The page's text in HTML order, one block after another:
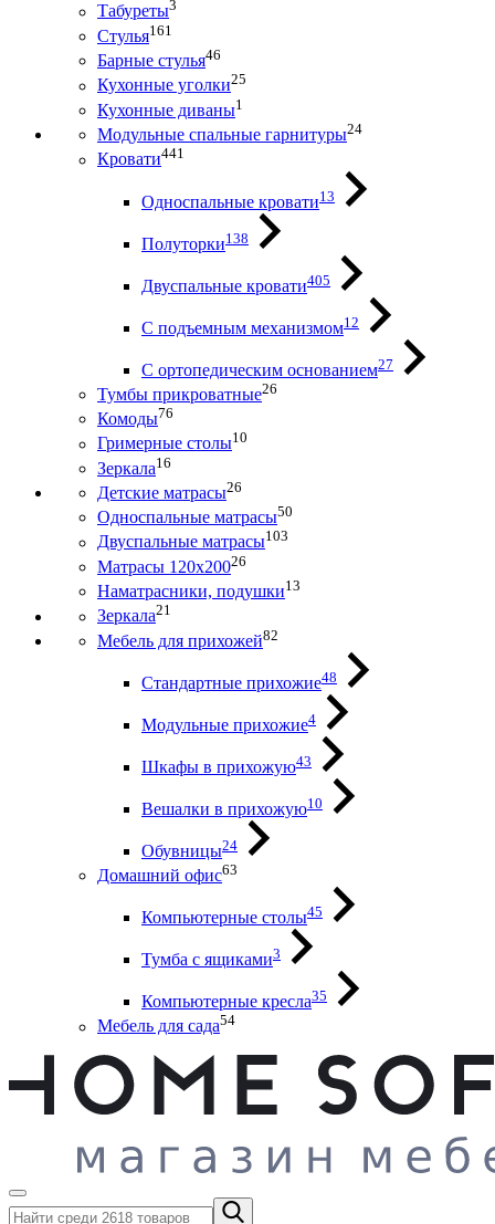
Табуреты3
Стулья161
Барные стулья46
Кухонные уголки25
Кухонные диваны1
Модульные спальные гарнитуры24
Кровати441
Односпальные кровати13
Полуторки138
Двуспальные кровати405
С подъемным механизмом12
С ортопедическим основанием27
Тумбы прикроватные26
Комоды76
Гримерные столы10
Зеркала16
Детские матрасы26
Односпальные матрасы50
Двуспальные матрасы103
Матрасы 120х20026
Наматрасники, подушки13
Зеркала21
Мебель для прихожей82
Стандартные прихожие48
Модульные прихожие4
Шкафы в прихожую43
Вешалки в прихожую10
Обувницы24
Домашний офис63
Компьютерные столы45
Тумба с ящиками3
Компьютерные кресла35
Мебель для сада54